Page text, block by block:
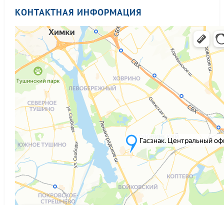
КОНТАКТНАЯ ИНФОРМАЦИЯ